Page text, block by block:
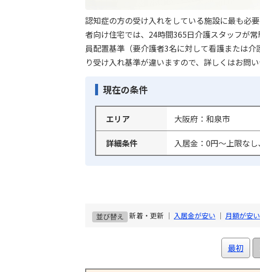
認知症の方の受け入れをしている施設に最も必
者向け住宅では、24時間365日介護スタッフが
員配置基準（要介護者3名に対して看護または
り受け入れ基準が違いますので、詳しくはお問い
現在の条件
エリア 大阪府：和泉市
詳細条件 入居金：0円〜上限な
並び替え 新着・更新 ｜ 入居金が安い ｜ 月額が安い
最初